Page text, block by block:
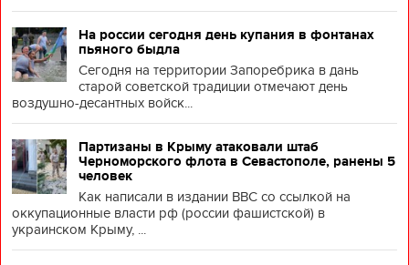
На россии сегодня день купания в фонтанах
пьяного быдла
Сегодня на территории Запоребрика в дань
старой советской традиции отмечают день
воздушно-десантных войск...
Партизаны в Крыму атаковали штаб
Черноморского флота в Севастополе, ранены 5
человек
Как написали в издании BBC со ссылкой на
оккупационные власти рф (россии фашистской) в
украинском Крыму, ...